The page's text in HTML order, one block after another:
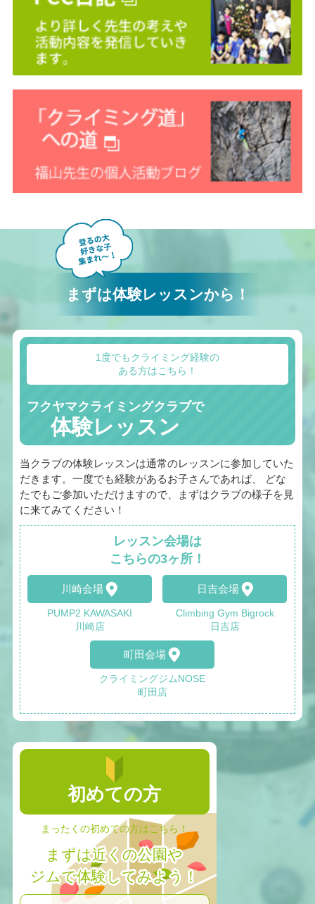
まずは体験レッスンから！
1度でもクライミング経験の
ある方はこちら！
フクヤマクライミングクラブで
体験レッスン
当クラブの体験レッスンは通常のレッスンに参加していた
だきます。一度でも経験があるお子さんであれば、 どな
たでもご参加いただけますので、まずはクラブの様子を見
に来てみてください！
レッスン会場は
こちらの3ヶ所！
川崎会場
PUMP2 KAWASAKI
川崎店
日吉会場
Climbing Gym Bigrock
日吉店
町田会場
クライミングジムNOSE
町田店
初めての方
まったくの初めての方はこちら！
まずは近くの公園や
ジムで体験してみよう！